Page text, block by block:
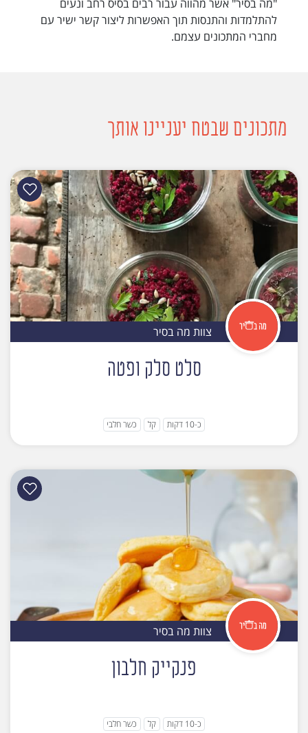
"מה בסיר" אשר מהווה עבור רבים בסיס רחב ונעים
להתלמדות והתנסות תוך האפשרות ליצור קשר ישיר עם
מחברי המתכונים עצמם.
מתכונים שבטח יעניינו אותך
צוות מה בסיר
סלט סלק ופטה
כ-10 דקות קל כשר חלבי
צוות מה בסיר
פנקייק חלבון
כ-10 דקות קל כשר חלבי